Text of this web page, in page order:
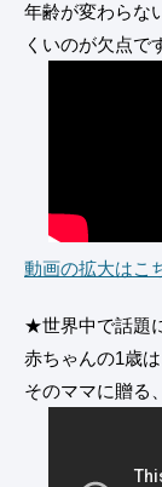
年齢が変わらな
くいのが欠点で
動画の拡大はこ
★世界中で話題
赤ちゃんの1歳
そのママに贈る